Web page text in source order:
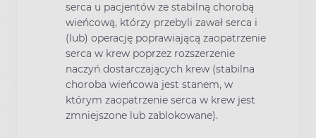
serca u pacjentów ze stabilną chorobą
wieńcową, którzy przebyli zawał serca i
(lub) operację poprawiającą zaopatrzenie
serca w krew poprzez rozszerzenie
naczyń dostarczających krew (stabilna
choroba wieńcowa jest stanem, w
którym zaopatrzenie serca w krew jest
zmniejszone lub zablokowane).